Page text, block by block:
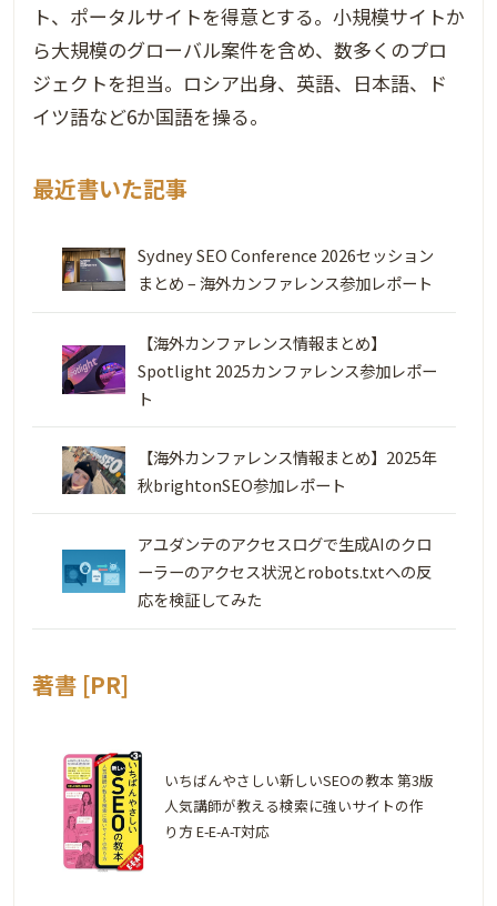
ト、ポータルサイトを得意とする。小規模サイトか
ら大規模のグローバル案件を含め、数多くのプロ
ジェクトを担当。ロシア出身、英語、日本語、ド
イツ語など6か国語を操る。
最近書いた記事
Sydney SEO Conference 2026セッション
まとめ – 海外カンファレンス参加レポート
【海外カンファレンス情報まとめ】
Spotlight 2025カンファレンス参加レポー
ト
【海外カンファレンス情報まとめ】2025年
秋brightonSEO参加レポート
アユダンテのアクセスログで生成AIのクロ
ーラーのアクセス状況とrobots.txtへの反
応を検証してみた
著書 [PR]
いちばんやさしい新しいSEOの教本 第3版
人気講師が教える検索に強いサイトの作
り方 E-E-A-T対応